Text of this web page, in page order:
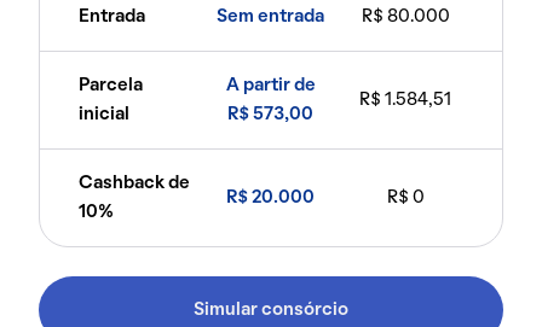
Entrada Sem entrada R$ 80.000
Parcela
inicial
A partir de
R$ 573,00
R$ 1.584,51
Cashback de
10%
R$ 20.000 R$ 0
Simular consórcio